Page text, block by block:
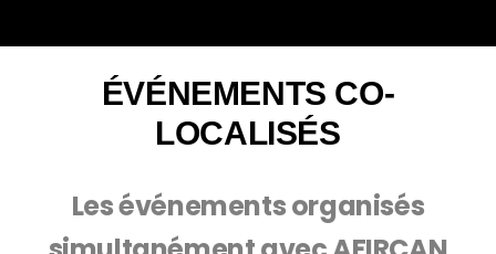
ÉVÉNEMENTS CO-
LOCALISÉS
Les événements organisés